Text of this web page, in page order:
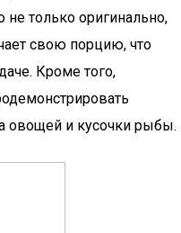
только оригинально,
свою порцию, что
Кроме того,
овощей и кусочки рыбы.